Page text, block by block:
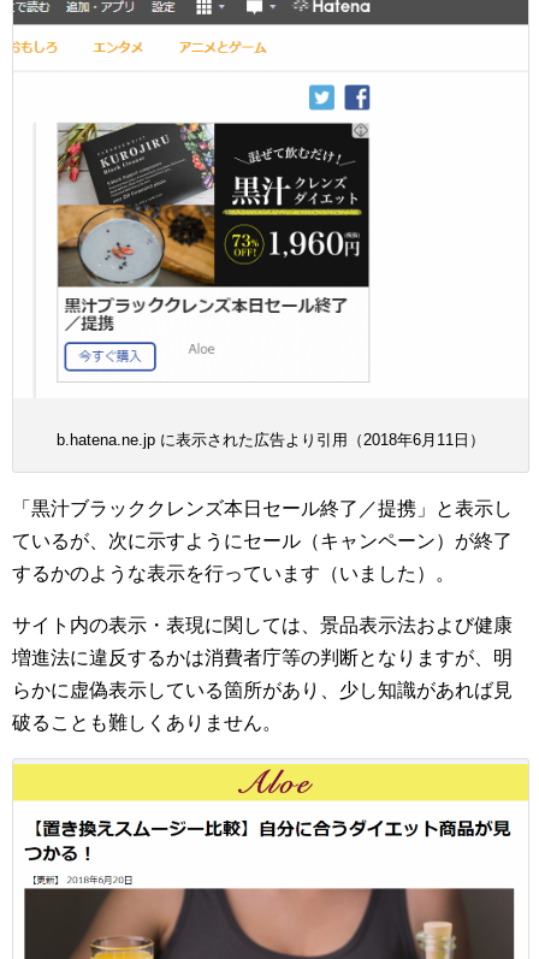
b.hatena.ne.jp に表示された広告より引用（2018年6月11日）
「黒汁ブラッククレンズ本日セール終了／提携」と表示し
ているが、次に示すようにセール（キャンペーン）が終了
するかのような表示を行っています（いました）。
サイト内の表示・表現に関しては、景品表示法および健康
増進法に違反するかは消費者庁等の判断となりますが、明
らかに虚偽表示している箇所があり、少し知識があれば見
破ることも難しくありません。